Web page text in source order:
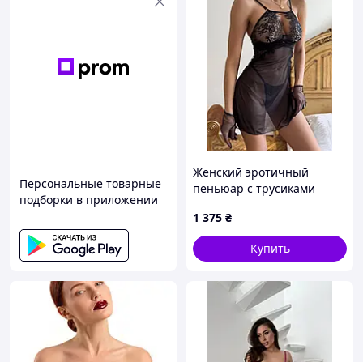
Персональные товарные
подборки в приложении
Женский эротичный
пеньюар с трусиками
комплект белья
1 375 ₴
Купить